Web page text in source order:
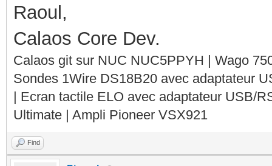
Raoul,
Calaos Core Dev.
Calaos git sur NUC NUC5PPYH | Wago
Sondes 1Wire DS18B20 avec adaptateur
| Ecran tactile ELO avec adaptateur USB/
Ultimate | Ampli Pioneer VSX921
Find